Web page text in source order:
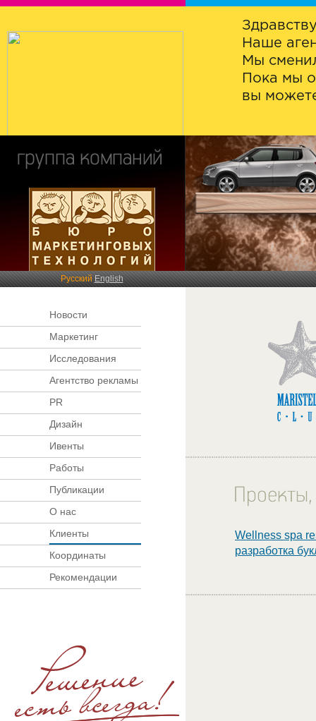
Наше
Мы
Пока мы
вы
РусскийEnglish
Новости
Маркетинг
Исследования
Агентство рекламы
PR
Дизайн
Ивенты
Работы
Публикации
О нас
Клиенты
Координаты
Рекомендации
Wellness spa
разработка